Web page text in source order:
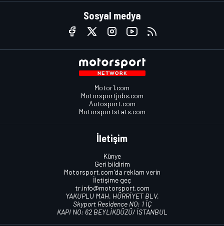
Sosyal medya
Motor1.com
Motorsportjobs.com
Autosport.com
Motorsportstats.com
İletişim
Künye
Geri bildirim
Motorsport.com'da reklam verin
İletişime geç
tr.info@motorsport.com
YAKUPLU MAH. HÜRRİYET BLV.
Skyport Residence NO: 1 İÇ
KAPI NO: 62 BEYLİKDÜZÜ/ İSTANBUL